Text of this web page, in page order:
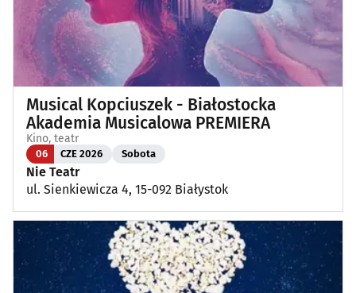
Kino, teatr(111)
Wernisaże, wydarzenia artystyczne(3)
Wystawy(24)
Wydarzenia sportowe i rekreacyjne
Plenerowe, festyny (11)
Dla dzieci
Targi, konferencje (8)
Musical Kopciuszek - Białostocka
Akademia Musicalowa PREMIERA
Kino, teatr
06 CZE 2026 Sobota
Nie Teatr
ul. Sienkiewicza 4, 15-092 Białystok